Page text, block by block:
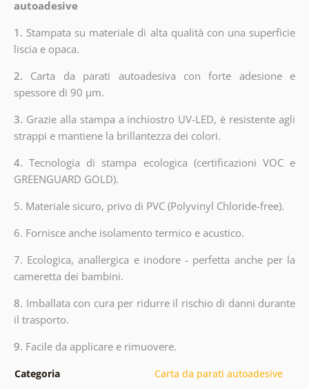
autoadesive
1. Stampata su materiale di alta qualità con una superficie
liscia e opaca.
2. Carta da parati autoadesiva con forte adesione e
spessore di 90 µm.
3. Grazie alla stampa a inchiostro UV-LED, è resistente agli
strappi e mantiene la brillantezza dei colori.
4.Tecnologia di stampa ecologica (certificazioni VOC e
GREENGUARD GOLD).
5. Materiale sicuro, privo di PVC (Polyvinyl Chloride-free).
6. Fornisce anche isolamento termico e acustico.
7. Ecologica, anallergica e inodore - perfetta anche per la
cameretta dei bambini.
8. Imballata con cura per ridurre il rischio di danni durante
il trasporto.
9. Facile da applicare e rimuovere.
Categoria Carta da parati autoadesive